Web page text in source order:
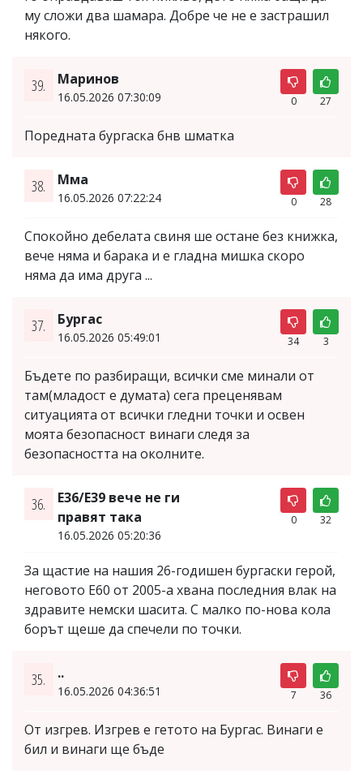
му сложи два шамара. Добре че не е застрашил
някого.
39. Маринов
16.05.2026 07:30:09 0 27
Поредната бургаска бнв шматка
38. Мма
16.05.2026 07:22:24 0 28
Спокойно дебелата свиня ше остане без книжка,
вече няма и барака и е гладна мишка скоро
няма да има друга ...
37. Бургас
16.05.2026 05:49:01 34 3
Бъдете по разбиращи, всички сме минали от
там(младост е думата) сега преценявам
ситуацията от всички гледни точки и освен
моята безопасност винаги следя за
безопасността на околните.
36.
Е36/Е39 вече не ги
правят така
16.05.2026 05:20:36
0 32
За щастие на нашия 26-годишен бургаски герой,
неговото Е60 от 2005-а хвана последния влак на
здравите немски шасита. С малко по-нова кола
борът щеше да спечели по точки.
35. ..
16.05.2026 04:36:51 7 36
От изгрев. Изгрев е гетото на Бургас. Винаги е
бил и винаги ще бъде